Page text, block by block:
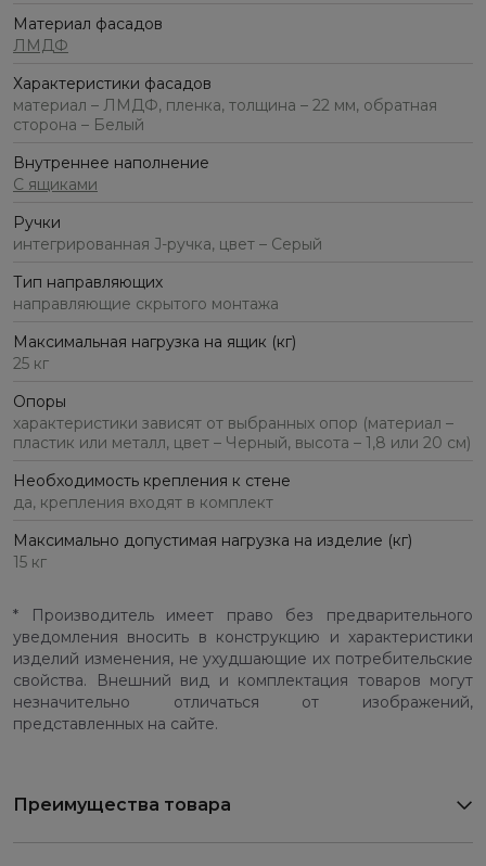
Материал фасадов
ЛМДФ
Характеристики фасадов
материал – ЛМДФ, пленка, толщина – 22 мм, обратная
сторона – Белый
Внутреннее наполнение
С ящиками
Ручки
интегрированная J-ручка, цвет – Серый
Тип направляющих
направляющие скрытого монтажа
Максимальная нагрузка на ящик (кг)
25 кг
Опоры
характеристики зависят от выбранных опор (материал –
пластик или металл, цвет – Черный, высота – 1,8 или 20 см)
Необходимость крепления к стене
да, крепления входят в комплект
Максимально допустимая нагрузка на изделие (кг)
15 кг
* Производитель имеет право без предварительного
уведомления вносить в конструкцию и характеристики
изделий изменения, не ухудшающие их потребительские
свойства. Внешний вид и комплектация товаров могут
незначительно отличаться от изображений,
представленных на сайте.
Преимущества товара